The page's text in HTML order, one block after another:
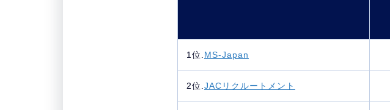
1位. MS-Japan
2位. JACリクルートメント